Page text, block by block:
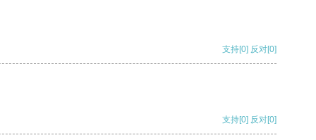
支持[0] 反对[0]
支持[0] 反对[0]